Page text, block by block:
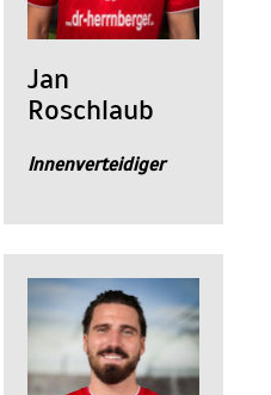
Jan
Roschlaub
Innenverteidiger